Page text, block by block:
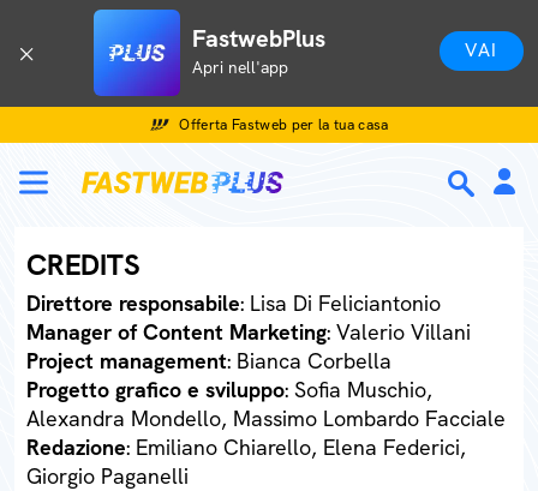
FastwebPlus
Apri nell'app
VAI
Offerta Fastweb per la tua casa
CREDITS
Direttore responsabile: Lisa Di Feliciantonio
Manager of Content Marketing: Valerio Villani
Project management: Bianca Corbella
Progetto grafico e sviluppo: Sofia Muschio,
Alexandra Mondello, Massimo Lombardo Facciale
Redazione: Emiliano Chiarello, Elena Federici,
Giorgio Paganelli